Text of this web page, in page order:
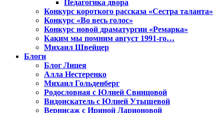
Педагогика двора
Конкурс короткого рассказа «Сестра таланта»
Конкурс «Во весь голос»
Конкурс новой драматургии «Ремарка»
Каким мы помним август 1991-го…
Михаил Швейцер
Блоги
Блог Лицея
Алла Нестеренко
Михаил Гольденберг
Родословная с Юлией Свинцовой
Видоискатель с Юлией Утышевой
Вернисаж с Ириной Ларионовой